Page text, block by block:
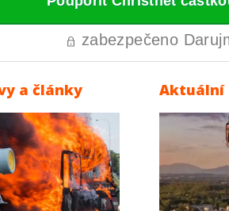
a články Aktuální